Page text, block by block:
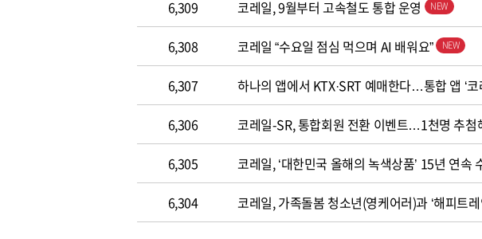
6,309 코레일, 9월부터 고속철도 통합 운영
6,308 코레일 “수요일 점심 먹으며 AI 배워요”
6,307 하나의 앱에서 KTX·SRT 예매한다…통합 앱 ‘
6,306 코레일-SR, 통합회원 전환 이벤트…1천명 추첨
6,305 코레일, ‘대한민국 올해의 녹색상품’ 15년 연속
6,304 코레일, 가족돌봄 청소년(영케어러)과 ‘해피트레